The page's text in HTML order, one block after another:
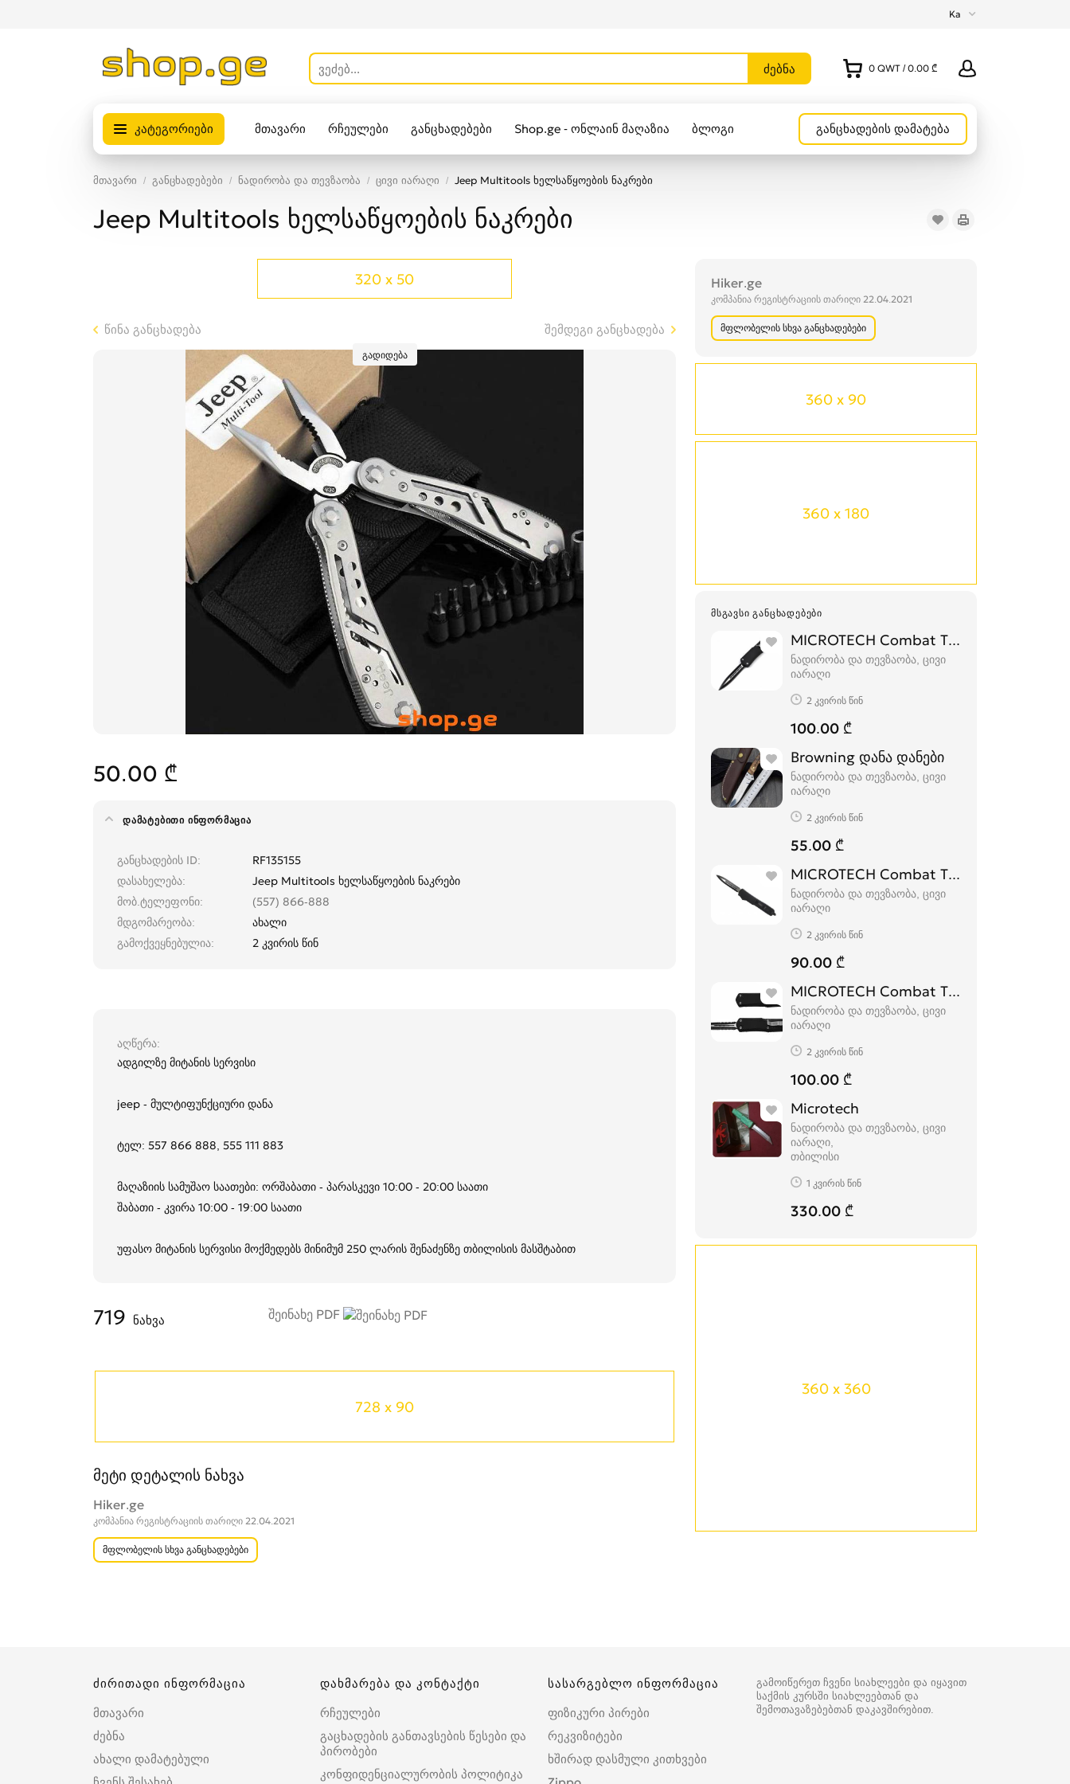
Ka
0 QWT / 0.00 ₾
კატეგორიები მთავარი რჩეულები განცხადებები Shop.ge - ონლაინ მაღაზია ბლოგი განცხადების დამატება
მთავარი განცხადებები ნადირობა და თევზაობა ცივი იარაღი Jeep Multitools ხელსაწყოების ნაკრები
Jeep Multitools ხელსაწყოების ნაკრები
Hiker.ge
კომპანია რეგისტრაციის თარიღი 22.04.2021
მფლობელის სხვა განცხადებები
360 x 90
360 x 180
ᲛᲡᲒᲐᲕᲡᲘ ᲒᲐᲜᲪᲮᲐᲓᲔᲑᲔᲑᲘ
MICROTECH Combat Troodon დანა
ნადირობა და თევზაობა, ცივი
იარაღი
2 კვირის წინ
100.00 ₾
Browning დანა დანები
ნადირობა და თევზაობა, ცივი
იარაღი
2 კვირის წინ
55.00 ₾
MICROTECH Combat Troodon
ნადირობა და თევზაობა, ცივი
იარაღი
2 კვირის წინ
90.00 ₾
MICROTECH Combat Troodon დანა
ნადირობა და თევზაობა, ცივი
იარაღი
2 კვირის წინ
100.00 ₾
Microtech
ნადირობა და თევზაობა, ცივი
იარაღი
თბილისი
1 კვირის წინ
330.00 ₾
360 x 360
320 x 50
წინა განცხადება შემდეგი განცხადება
გადიდება
50.00 ₾
ᲓᲐᲛᲐᲢᲔᲑᲘᲗᲘ ᲘᲜᲤᲝᲠᲛᲐᲪᲘᲐ
განცხადების ID
RF135155
დასახელება
Jeep Multitools ხელსაწყოების ნაკრები
მობ.ტელეფონი
(557) 866-888
მდგომარეობა
ახალი
გამოქვეყნებულია
2 კვირის წინ
აღწერა
ადგილზე მიტანის სერვისი
jeep - მულტიფუნქციური დანა
ტელ: 557 866 888, 555 111 883
მაღაზიის სამუშაო საათები: ორშაბათი - პარასკევი 10:00 - 20:00 საათი
შაბათი - კვირა 10:00 - 19:00 საათი
უფასო მიტანის სერვისი მოქმედებს მინიმუმ 250 ლარის შენაძენზე თბილისის მასშტაბით
შეინახე PDF
719 ნახვა
728 x 90
მეტი დეტალის ნახვა
Hiker.ge
კომპანია რეგისტრაციის თარიღი 22.04.2021
მფლობელის სხვა განცხადებები
გამოიწერეთ ჩვენი სიახლეები და იყავით
საქმის კურსში სიახლეებთან და
შემოთავაზებებთან დაკავშირებით.
ძირითადი ინფორმაცია
მთავარი
ძებნა
ახალი დამატებული
დახმარება და კონტაქტი
რჩეულები
გაცხადების განთავსების წესები და
პირობები
კონფიდენციალურობის პოლიტიკა
სასარგებლო ინფორმაცია
ფიზიკური პირები
რეკვიზიტები
ხშირად დასმული კითხვები